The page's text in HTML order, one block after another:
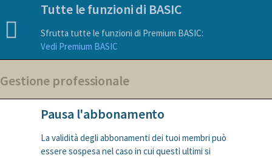
Tutte le funzioni di BASIC
Sfrutta tutte le funzioni di Premium BASIC:
Vedi Premium BASIC
Gestione professionale
Pausa l'abbonamento
La validità degli abbonamenti dei tuoi membri può
essere sospesa nel caso in cui questi ultimi si